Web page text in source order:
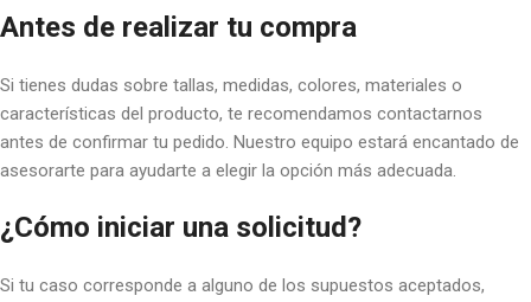
Antes de realizar tu compra
Si tienes dudas sobre tallas, medidas, colores, materiales o
características del producto, te recomendamos contactarnos
antes de confirmar tu pedido. Nuestro equipo estará encantado de
asesorarte para ayudarte a elegir la opción más adecuada.
¿Cómo iniciar una solicitud?
Si tu caso corresponde a alguno de los supuestos aceptados,